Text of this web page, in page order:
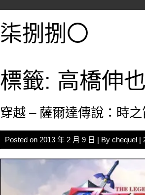
柒捌捌〇
標籤: 高橋伸也
穿越 – 薩爾達傳說：時之
Posted on 2013 年 2 月 9 日 | By chequel |